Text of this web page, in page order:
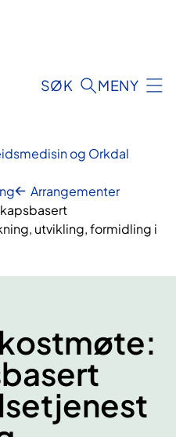
SØK MENY
og Orkdal
Arrangementer
utvikling, formidling i